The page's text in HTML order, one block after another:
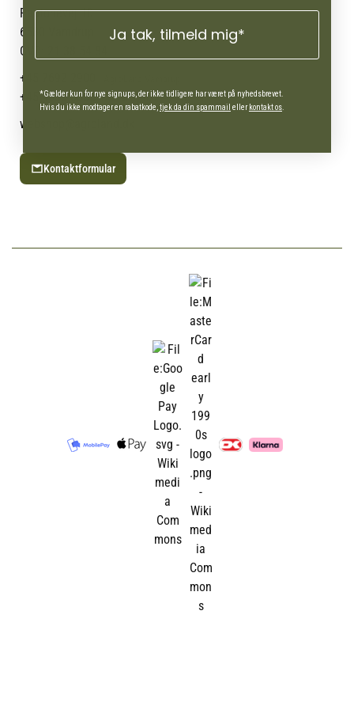
Om Vestjyllands Andel
Blog
Ofte stillede spørgsmål
Pantonevej 10
6580 Vamdrup
CVR: 21 38 54 84
+45 7692 2900
+45 4630 0885 Webshop (Man-fre 10-16)
webshop@agroland.dk
Kontaktformular
Ja tak, tilmeld mig*
*Gælder kun for nye signups, der ikke tidligere har været på nyhedsbrevet.
Hvis du ikke modtager en rabatkode, tjek da din spammail ellerkontakt os